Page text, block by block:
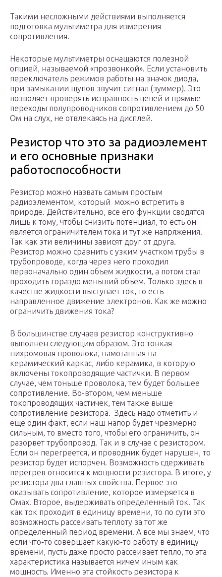
Такими несложными действиями выполняется
подготовка мультиметра для измерения
сопротивления.
Некоторые мультиметры оснащаются полезной
опцией, называемой «прозвонкой». Если установить
переключатель режимов работы на значок диода,
при замыкании щупов звучит сигнал (зуммер). Это
позволяет проверять исправность цепей и прямые
переходы полупроводников сопротивлением до 50
Ом на слух, не отвлекаясь на дисплей.
Резистор что это за радиоэлемент
и его основные признаки
работоспособности
Резистор можно назвать самым простым
радиоэлементом, который можно встретить в
природе. Действительно, все его функции сводятся
лишь к тому, чтобы снизить потенциал, то есть он
является ограничителем тока и тут же напряжения.
Так как эти величины зависят друг от друга.
Резистор можно сравнить с узким участком трубы в
трубопроводе, когда через него проходил
первоначально один объем жидкости, а потом стал
проходить гораздо меньший объем. Только здесь в
качестве жидкости выступает ток, то есть
направленное движение электронов. Как же можно
ограничить движения тока?
В большинстве случаев резистор конструктивно
выполнен следующим образом. Это тонкая
нихромовая проволока, намотанная на
керамический каркас, либо керамика, в которую
включены токопроводящие частички. В первом
случае, чем тоньше проволока, тем будет большее
сопротивление. Во-втором, чем меньше
токопроводящих частичек, тем также выше
сопротивление резистора. Здесь надо отметить и
еще один факт, если наш напор будет чрезмерно
сильным, то вместо того, чтобы его ограничить, он
разорвет трубопровод. Так и в случае с резистором.
Если он перегреется, и проводник будет нарушен, то
резистор будет испорчен. Возможность сдерживать
перегрев относится к мощности резистора. В итоге, у
резистора два главных свойства. Первое это
оказывать сопротивление, которое измеряется в
Омах. Второе, выдерживать определенный ток. Так
как ток проходит в единицу времени, то по сути это
возможность рассеивать теплоту за тот же
определенный период времени. А все мы знаем, что
если что-то совершает какую-то работу в единицу
времени, пусть даже просто рассеивает тепло, то эта
характеристика называется ничем иным как
мощность. Именно эта стойкость резистора к